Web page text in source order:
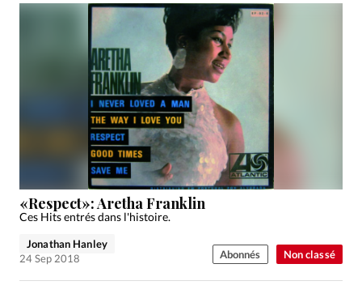
Non classé
«Respect»: Aretha Franklin
Ces Hits entrés dans l'histoire.
Jonathan Hanley
24 Sep 2018
Abonnés